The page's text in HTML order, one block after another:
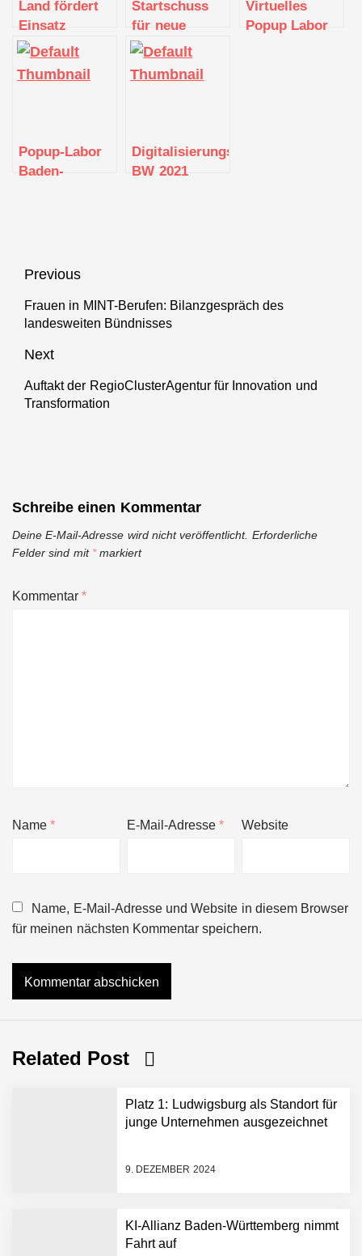
Land fördert
Einsatz
Künstlicher
Intelligenz im
Gesundheitswesen
Startschuss
für neue
Unternehmensplattform
für
Deutschland
Virtuelles
Popup Labor
Popup-Labor
Baden-
Digitalisierungstour
BW 2021
Beitragsnavigation
Previous
Previous
post:
Frauen in MINT-Berufen: Bilanzgespräch des
landesweiten Bündnisses
Next
Next
post:
Auftakt der RegioClusterAgentur für Innovation und
Transformation
Schreibe einen Kommentar
Deine E-Mail-Adresse wird nicht veröffentlicht. Erforderliche
Felder sind mit *markiert
Kommentar*
Name* E-Mail-Adresse* Website
Name, E-Mail-Adresse und Website in diesem Browser
für meinen nächsten Kommentar speichern.
Related Post
Platz 1: Ludwigsburg als Standort für
junge Unternehmen ausgezeichnet
9. DEZEMBER 2024
KI-Allianz Baden-Württemberg nimmt
Fahrt aufNEURA Robotics gibt